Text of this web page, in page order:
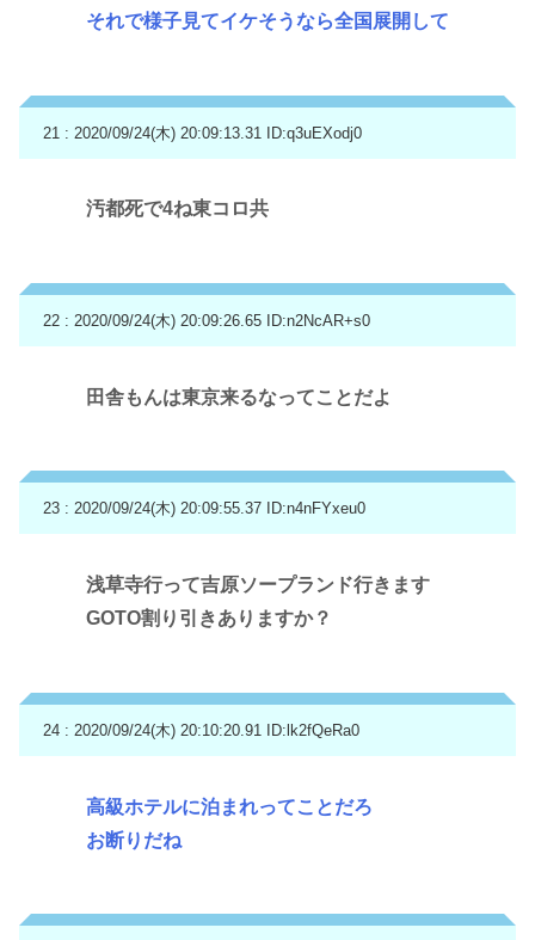
それで様子見てイケそうなら全国展開して
21 : 2020/09/24(木) 20:09:13.31 ID:q3uEXodj0
汚都死で4ね東コロ共
22 : 2020/09/24(木) 20:09:26.65 ID:n2NcAR+s0
田舎もんは東京来るなってことだよ
23 : 2020/09/24(木) 20:09:55.37 ID:n4nFYxeu0
浅草寺行って吉原ソープランド行きます
GOTO割り引きありますか？
24 : 2020/09/24(木) 20:10:20.91 ID:lk2fQeRa0
高級ホテルに泊まれってことだろ
お断りだね